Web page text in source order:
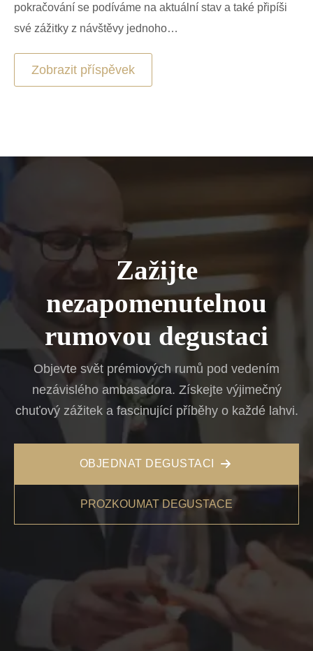
pokračování se podíváme na aktuální stav a také připíši
své zážitky z návštěvy jednoho…
Zobrazit příspěvek
Zažijte
nezapomenutelnou
rumovou degustaci
Objevte svět prémiových rumů pod vedením
nezávislého ambasadora. Získejte výjimečný
chuťový zážitek a fascinující příběhy o každé lahvi.
OBJEDNAT DEGUSTACI
PROZKOUMAT DEGUSTACE